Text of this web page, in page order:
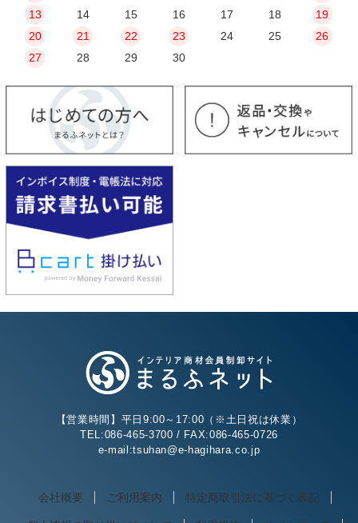
13
14 15 16 17 18
19
20
21 22 23 24 25
26
27
28 29 30
【営業時間】平日9:00～17:00（※土日祝は休業）
TEL:086-465-3700 / FAX:086-465-0726
e-mail:tsuhan@e-hagihara.co.jp
会社概要 ご利用案内 特定商取引法に基づく表記